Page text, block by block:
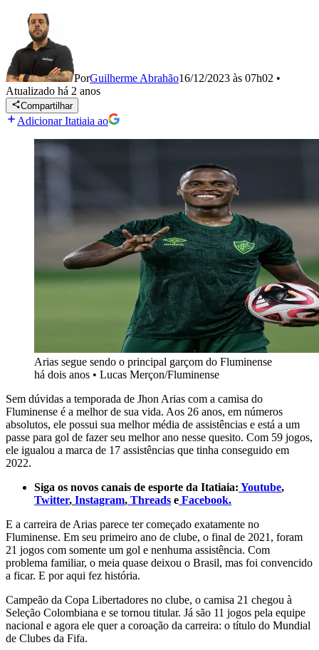
PorGuilherme Abrahão16/12/2023 às 07h02 •
Atualizado há 2 anos
Compartilhar
Adicionar Itatiaia ao
Arias segue sendo o principal garçom do Fluminense
há dois anos • Lucas Merçon/Fluminense
Sem dúvidas a temporada de Jhon Arias com a camisa do
Fluminense é a melhor de sua vida. Aos 26 anos, em números
absolutos, ele possui sua melhor média de assistências e está a um
passe para gol de fazer seu melhor ano nesse quesito. Com 59 jogos,
ele igualou a marca de 17 assistências que tinha conseguido em
2022.
Siga os novos canais de esporte da Itatiaia: Youtube,
Twitter, Instagram, Threads e Facebook.
E a carreira de Arias parece ter começado exatamente no
Fluminense. Em seu primeiro ano de clube, o final de 2021, foram
21 jogos com somente um gol e nenhuma assistência. Com
problema familiar, o meia quase deixou o Brasil, mas foi convencido
a ficar. E por aqui fez história.
Campeão da Copa Libertadores no clube, o camisa 21 chegou à
Seleção Colombiana e se tornou titular. Já são 11 jogos pela equipe
nacional e agora ele quer a coroação da carreira: o título do Mundial
de Clubes da Fifa.